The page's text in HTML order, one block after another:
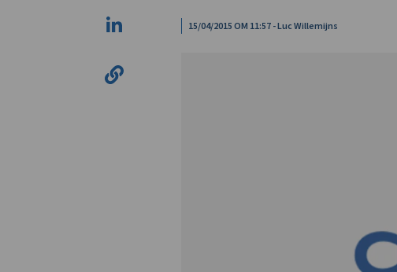
15/04/2015 OM 11:57 - Luc Willemijns